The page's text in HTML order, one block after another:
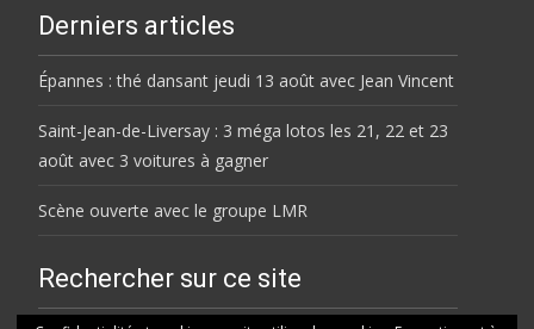
Derniers articles
Épannes : thé dansant jeudi 13 août avec Jean Vincent
Saint-Jean-de-Liversay : 3 méga lotos les 21, 22 et 23
août avec 3 voitures à gagner
Scène ouverte avec le groupe LMR
Rechercher sur ce site
Rechercher